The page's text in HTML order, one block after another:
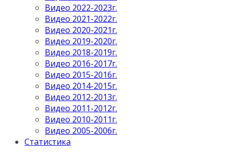
Видео 2022-2023г.
Видео 2021-2022г.
Видео 2020-2021г.
Видео 2019-2020г.
Видео 2018-2019г.
Видео 2016-2017г.
Видео 2015-2016г.
Видео 2014-2015г.
Видео 2012-2013г.
Видео 2011-2012г.
Видео 2010-2011г.
Видео 2005-2006г.
Статистика